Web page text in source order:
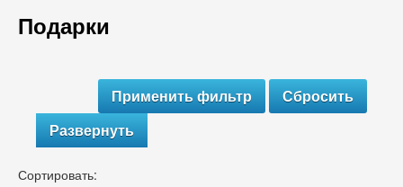
Подарки
Развернуть
Сортировать: